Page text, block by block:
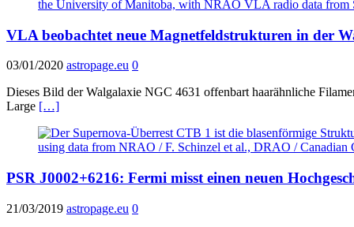
VLA beobachtet neue Magnetfeldstrukturen in der
03/01/2020 astropage.eu 0
Dieses Bild der Walgalaxie NGC 4631 offenbart haarähnliche
Large […]
PSR J0002+6216: Fermi misst einen neuen
21/03/2019 astropage.eu 0